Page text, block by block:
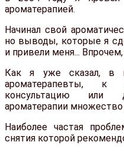
ароматерапией.
Начинал свой
но выводы, которые я
и привели меня...
Как я уже сказал, в
ароматерапевты,
консультацию или
ароматерапии множество
Наиболее частая
снятия которой